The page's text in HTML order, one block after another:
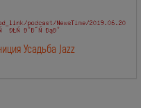
Усадьба Jazz